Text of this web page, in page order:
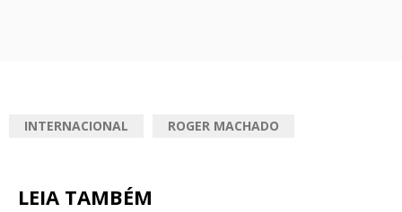
INTERNACIONAL ROGER MACHADO
LEIA TAMBÉM